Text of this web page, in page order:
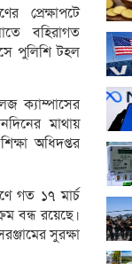
প্রেক্ষাপটে
বহিরাগত
পুলিশি টহল
ক্যাম্পাসের
মাথায়
অধিদপ্তর
গত ১৭ মার্চ
বন্ধ রয়েছে।
সুরক্ষা